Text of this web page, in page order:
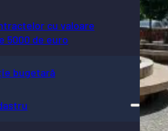
cu valoare
5000 de euro
bugetară